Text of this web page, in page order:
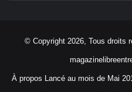
© Copyright 2026, Tous droits
À propos Lancé au mois de Mai